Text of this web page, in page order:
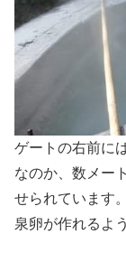
ゲートの右前に
なのか、数メー
せられています
泉卵が作れるよ